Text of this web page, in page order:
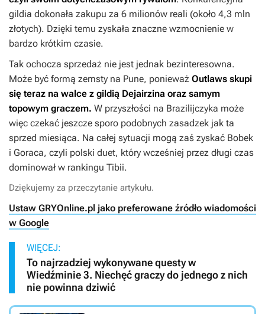
gildia dokonała zakupu za 6 milionów reali (około 4,3 mln
złotych). Dzięki temu zyskała znaczne wzmocnienie w
bardzo krótkim czasie.
Tak ochocza sprzedaż nie jest jednak bezinteresowna.
Może być formą zemsty na Pune, ponieważ Outlaws skupi
się teraz na walce z gildią Dejairzina oraz samym
topowym graczem. W przyszłości na Brazilijczyka może
więc czekać jeszcze sporo podobnych zasadzek jak ta
sprzed miesiąca. Na całej sytuacji mogą zaś zyskać Bobek
i Goraca, czyli polski duet, który wcześniej przez długi czas
dominował w rankingu Tibii.
Dziękujemy za przeczytanie artykułu.
Ustaw GRYOnline.pl jako preferowane źródło wiadomości
w Google
WIĘCEJ:
To najrzadziej wykonywane questy w
Wiedźminie 3. Niechęć graczy do jednego z nich
nie powinna dziwić